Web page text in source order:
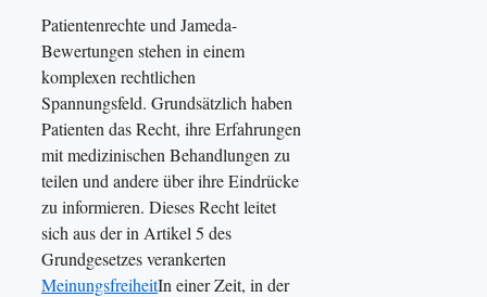
Patientenrechte und Jameda-
Bewertungen stehen in einem
komplexen rechtlichen
Spannungsfeld. Grundsätzlich haben
Patienten das Recht, ihre Erfahrungen
mit medizinischen Behandlungen zu
teilen und andere über ihre Eindrücke
zu informieren. Dieses Recht leitet
sich aus der in Artikel 5 des
Grundgesetzes verankerten
MeinungsfreiheitIn einer Zeit, in der